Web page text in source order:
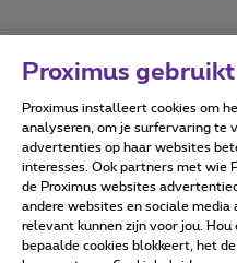
Forumvoorwaarden
Alle rechten voorbehouden. ©
Proximus
Proximus installeert cookies om
analyseren, om je surfervaring te
advertenties op haar websites
interesses. Ook partners met wie
de Proximus websites
andere websites en sociale
relevant kunnen zijn voor jou. Hou
bepaalde cookies blokkeert, het